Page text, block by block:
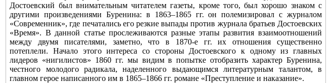
Достоевский был внимательным читателем газеты, кроме того, был хорошо знаком с
другими произведениями Буренина: в 1863–1865 гг. он полемизировал с журналом
«Современник», где печатались его резкие выпады против журнала братьев Достоевских
«Время». В данной статье прослеживаются разные этапы развития взаимоотношений
между двумя писателями, заметно, что в 1870-е гг. их отношения существенно
потеплели. Начало этого интереса со стороны Достоевского к одному из главных
лидеров «нигилистов» 1860 гг. мы видим в попытке отобразить характер Буренина,
честного молодого радикала, наделенного выдающимся литературным талантом, в
главном герое написанного им в 1865–1866 гг. романе «Преступление и наказание».